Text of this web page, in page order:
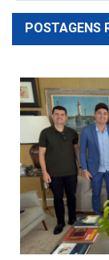
POSTAGENS